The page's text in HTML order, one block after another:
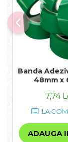
Banda
48mm x
7,74
LA
ADAUGA